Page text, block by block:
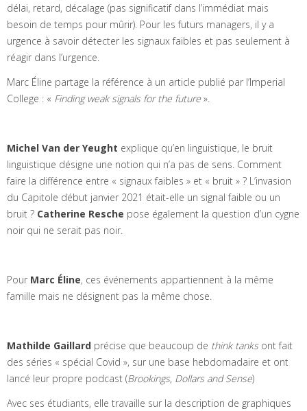
délai, retard, décalage (pas significatif dans l’immédiat mais
besoin de temps pour mûrir). Pour les futurs managers, il y a
urgence à savoir détecter les signaux faibles et pas seulement à
réagir dans l’urgence.
Marc Éline partage la référence à un article publié par l’Imperial
College : « Finding weak signals for the future ».
Michel Van der Yeught explique qu’en linguistique, le bruit
linguistique désigne une notion qui n’a pas de sens. Comment
faire la différence entre « signaux faibles » et « bruit » ? L’invasion
du Capitole début janvier 2021 était-elle un signal faible ou un
bruit ? Catherine Resche pose également la question d’un cygne
noir qui ne serait pas noir.
Pour Marc Éline, ces événements appartiennent à la même
famille mais ne désignent pas la même chose.
Mathilde Gaillard précise que beaucoup de think tanks ont fait
des séries « spécial Covid », sur une base hebdomadaire et ont
lancé leur propre podcast (Brookings, Dollars and Sense)
Avec ses étudiants, elle travaille sur la description de graphiques